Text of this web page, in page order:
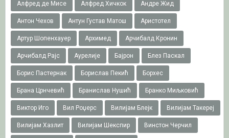
Алфред де Мисе Алфред Хичкок Андре Жид
Антон Чехов Антун Густав Матош Аристотел
Артур Шопенхауер Архимед Арчибалд Кронин
Арчибалд Рајс Аурелије Бајрон Блез Паскал
Борис Пастернак Борислав Пекић Борхес
Брана Црнчевић Бранислав Нушић Бранко Миљковић
Виктор Иго Вил Роџерс Вилијам Блејк Вилијам Такереj
Вилијам Хазлит Вилијам Шекспир Винстон Черчил